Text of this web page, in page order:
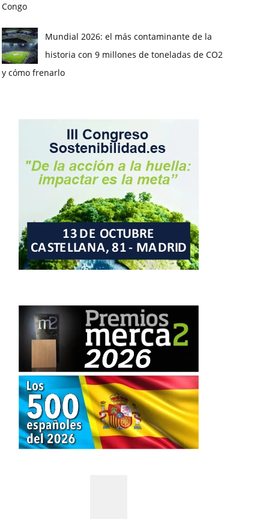
Congo
Mundial 2026: el más contaminante de la
historia con 9 millones de toneladas de CO2
y cómo frenarlo